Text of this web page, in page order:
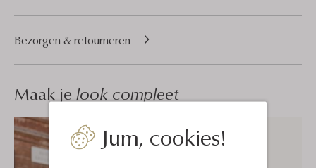
Jum, cookies!
Bezorgen & retourneren
Maak je look compleet